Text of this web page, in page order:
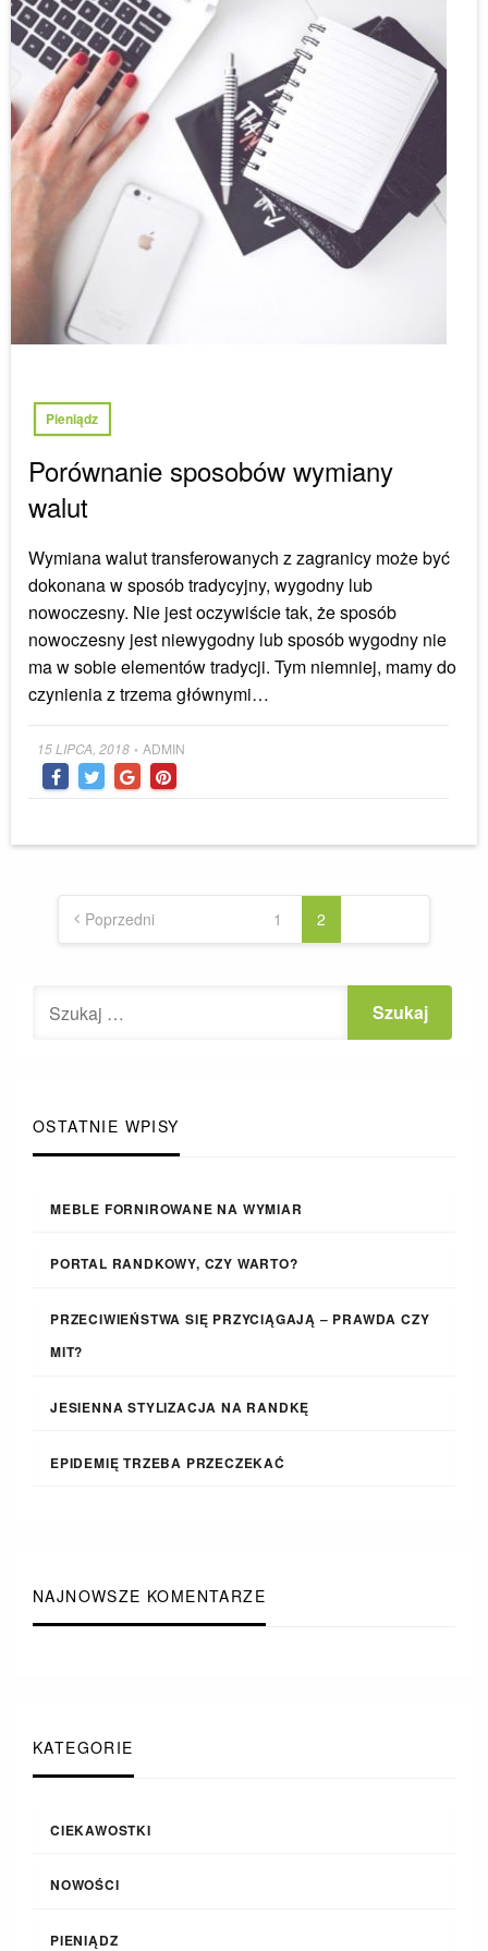
Pieniądz
Porównanie sposobów wymiany
walut
Wymiana walut transferowanych z zagranicy może być
dokonana w sposób tradycyjny, wygodny lub
nowoczesny. Nie jest oczywiście tak, że sposób
nowoczesny jest niewygodny lub sposób wygodny nie
ma w sobie elementów tradycji. Tym niemniej, mamy do
czynienia z trzema głównymi…
Posted
on
15 LIPCA, 2018 • ADMIN
Stronicowanie
wpisów
Poprzedni 1 2
OSTATNIE WPISY
MEBLE FORNIROWANE NA WYMIAR
PORTAL RANDKOWY, CZY WARTO?
PRZECIWIEŃSTWA SIĘ PRZYCIĄGAJĄ – PRAWDA CZY
MIT?
JESIENNA STYLIZACJA NA RANDKĘ
EPIDEMIĘ TRZEBA PRZECZEKAĆ
NAJNOWSZE KOMENTARZE
KATEGORIE
CIEKAWOSTKI
NOWOŚCI
PIENIĄDZ